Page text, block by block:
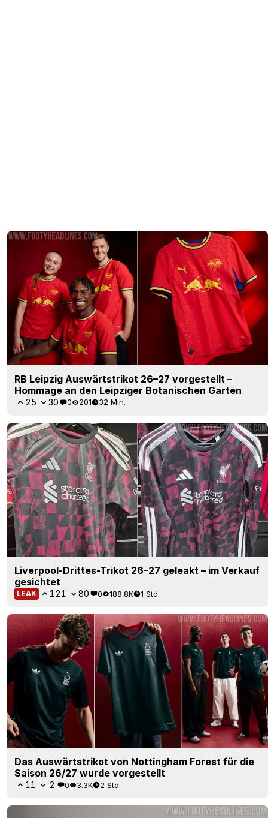
RB Leipzig Auswärtstrikot 26–27 vorgestellt –
Hommage an den Leipziger Botanischen Garten
25 30 0 201 32 Min.
Liverpool-Drittes-Trikot 26–27 geleakt – im Verkauf
gesichtet
LEAK 121 80 0 188.8K 1 Std.
Das Auswärtstrikot von Nottingham Forest für die
Saison 26/27 wurde vorgestellt
11 2 0 3.3K 2 Std.